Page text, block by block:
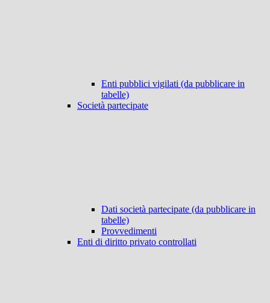
Enti pubblici vigilati (da pubblicare in
tabelle)
Società partecipate
Dati società partecipate (da pubblicare in
tabelle)
Provvedimenti
Enti di diritto privato controllati